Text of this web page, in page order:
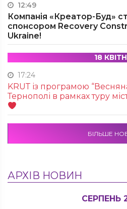
12:49
Компанія «Креатор-Буд»
спонсором Recovery
Ukraine!
18
17:24
KRUТ із програмою
Тернополі в рамках туру
БІЛЬШЕ
АРХІВ НОВИН
СЕРПЕНЬ